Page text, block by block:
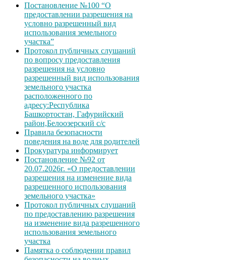
Постановление №100 “О
предоставлении разрешения на
условно разрешенный вид
использования земельного
участка”
Протокол публичных слушаний
по вопросу предоставления
разрешения на условно
разрешенный вид использования
земельного участка
расположенного по
адресу:Республика
Башкортостан, Гафурийский
район,Белоозерский с/с
Правила безопасности
поведения на воде для родителей
Прокуратура информирует
Постановление №92 от
20.07.2026г. «О предоставлении
разрешения на изменение вида
разрешенного использования
земельного участка»
Протокол публичных слушаний
по предоставлению разрешения
на изменение вида разрешенного
использования земельного
участка
Памятка о соблюдении правил